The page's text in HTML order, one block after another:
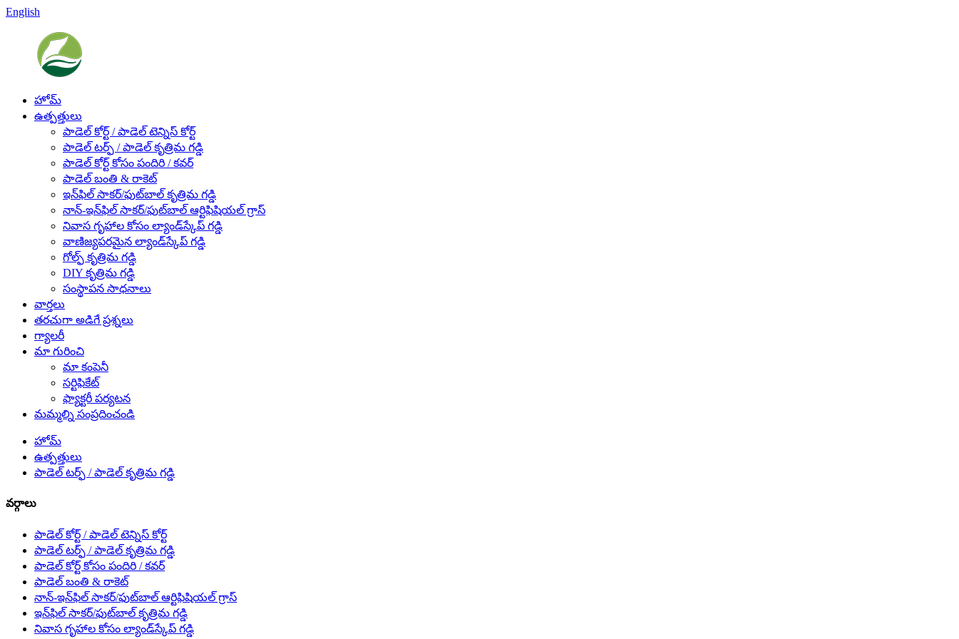
English
హోమ్
ఉత్పత్తులు
పాడెల్ కోర్ట్ / పాడెల్ టెన్నిస్ కోర్ట్
పాడెల్ టర్ఫ్ / పాడెల్ కృత్రిమ గడ్డి
పాడెల్ కోర్ట్ కోసం పందిరి / కవర్
పాడెల్ బంతి & రాకెట్
ఇన్‌ఫిల్ సాకర్/ఫుట్‌బాల్ కృత్రిమ గడ్డి
నాన్-ఇన్‌ఫిల్ సాకర్/ఫుట్‌బాల్ ఆర్టిఫిషియల్ గ్రాస్
నివాస గృహాల కోసం ల్యాండ్‌స్కేప్ గడ్డి
వాణిజ్యపరమైన ల్యాండ్‌స్కేప్ గడ్డి
గోల్ఫ్ కృత్రిమ గడ్డి
DIY కృత్రిమ గడ్డి
సంస్థాపన సాధనాలు
వార్తలు
తరచుగా అడిగే ప్రశ్నలు
గ్యాలరీ
మా గురించి
మా కంపెనీ
సర్టిఫికేట్
ఫ్యాక్టరీ పర్యటన
మమ్మల్ని సంప్రదించండి
హోమ్
ఉత్పత్తులు
పాడెల్ టర్ఫ్ / పాడెల్ కృత్రిమ గడ్డి
వర్గాలు
పాడెల్ కోర్ట్ / పాడెల్ టెన్నిస్ కోర్ట్
పాడెల్ టర్ఫ్ / పాడెల్ కృత్రిమ గడ్డి
పాడెల్ కోర్ట్ కోసం పందిరి / కవర్
పాడెల్ బంతి & రాకెట్
నాన్-ఇన్‌ఫిల్ సాకర్/ఫుట్‌బాల్ ఆర్టిఫిషియల్ గ్రాస్
ఇన్‌ఫిల్ సాకర్/ఫుట్‌బాల్ కృత్రిమ గడ్డి
నివాస గృహాల కోసం ల్యాండ్‌స్కేప్ గడ్డి